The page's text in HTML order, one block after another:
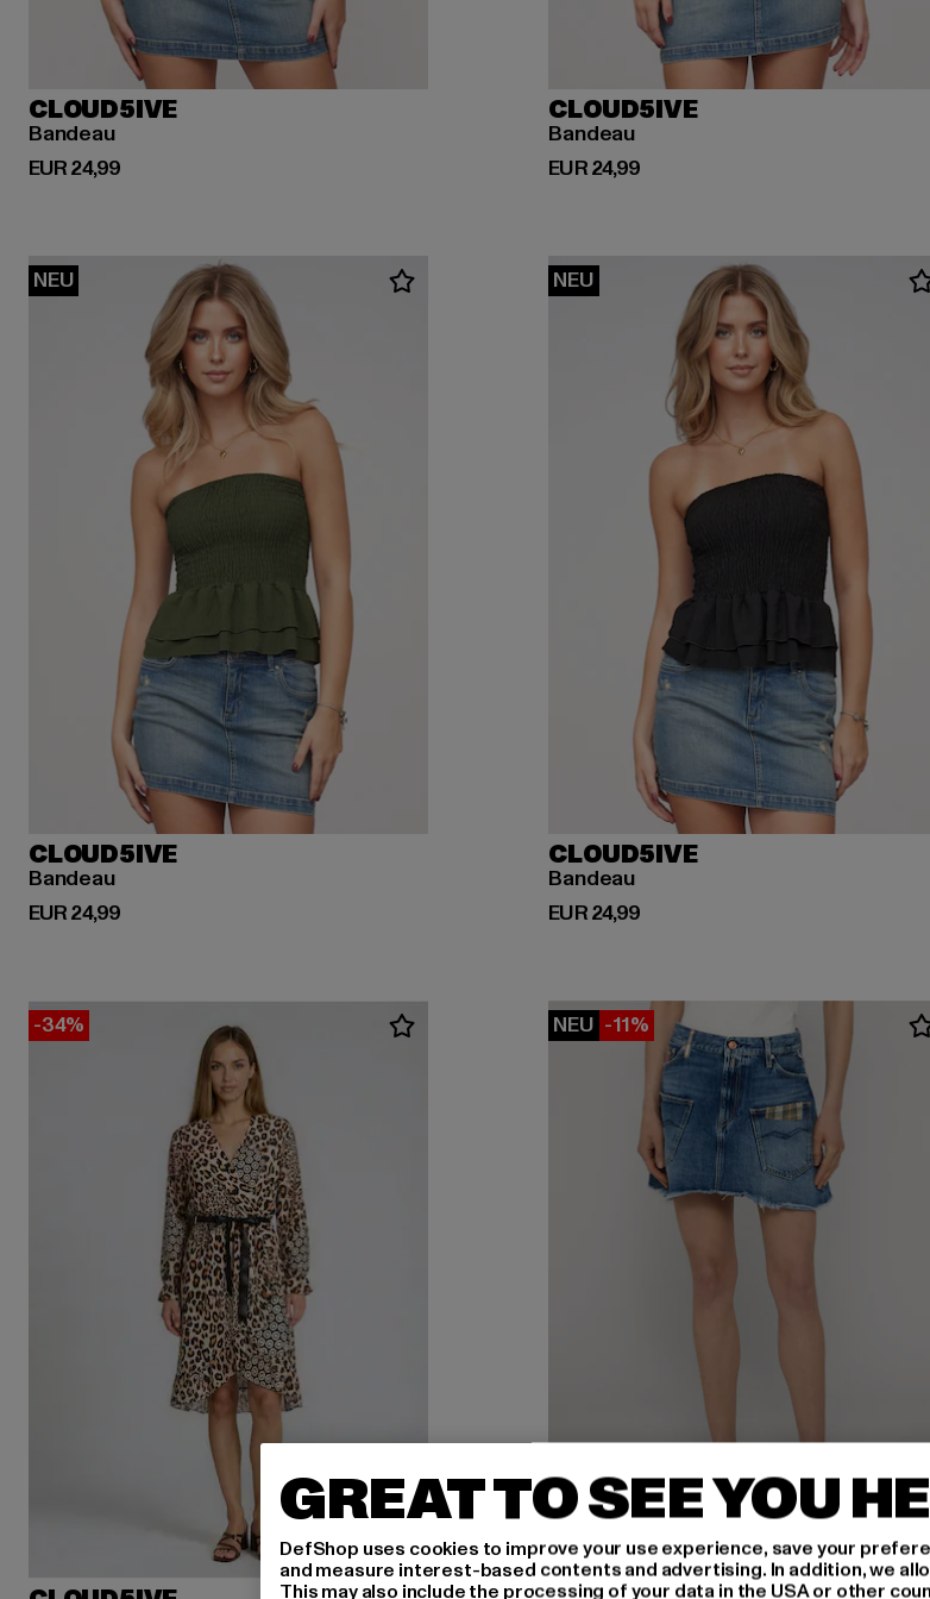
CLOUD5IVE
Bandeau
EUR 24,99
Derzeitiger Preis: EUR 24,99
CLOUD5IVE
Bandeau
EUR 24,99
Derzeitiger Preis: EUR 24,99
NEU
CLOUD5IVE
Bandeau
EUR 24,99
Derzeitiger Preis: EUR 24,99
NEU
CLOUD5IVE
Bandeau
EUR 24,99
Derzeitiger Preis: EUR 24,99
-34% NEU -11%
GREAT TO SEE YOU
DefShop uses cookies to improve your use experience, save your
and measure interest-based contents and advertising. In addition, we
This may also include the processing of your data in the USA or other